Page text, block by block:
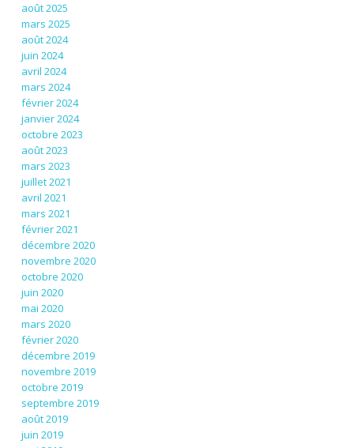
août 2025
mars 2025
août 2024
juin 2024
avril 2024
mars 2024
février 2024
janvier 2024
octobre 2023
août 2023
mars 2023
juillet 2021
avril 2021
mars 2021
février 2021
décembre 2020
novembre 2020
octobre 2020
juin 2020
mai 2020
mars 2020
février 2020
décembre 2019
novembre 2019
octobre 2019
septembre 2019
août 2019
juin 2019